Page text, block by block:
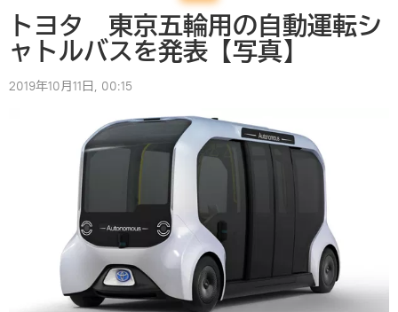
トヨタ 東京五輪用の自動運転シ
ャトルバスを発表【写真】
2019年10月11日, 00:15